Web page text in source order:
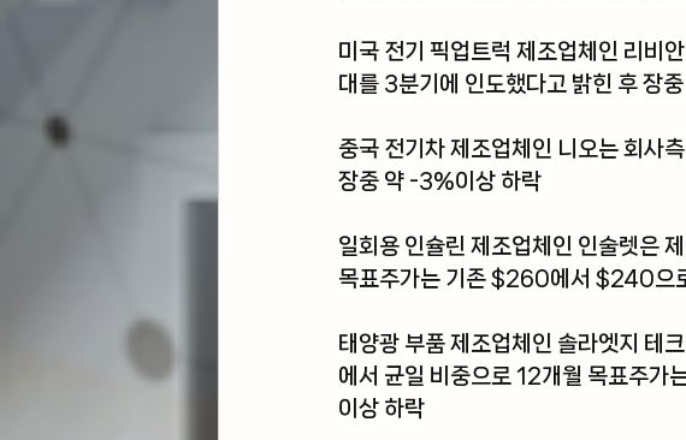
미국 전기 픽업트럭 제조업체인 리
대를 3분기에 인도했다고 밝힌 후 장
중국 전기차 제조업체인 니오는 회사
장중 약 -3%이상 하락
일회용 인슐린 제조업체인 인술렛은
목표주가는 기존 $260에서 $240으
태양광 부품 제조업체인 솔라엣지 테
에서 균일 비중으로 12개월 목표주
이상 하락